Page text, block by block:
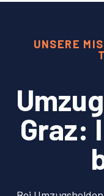
UNSERE
Graz: